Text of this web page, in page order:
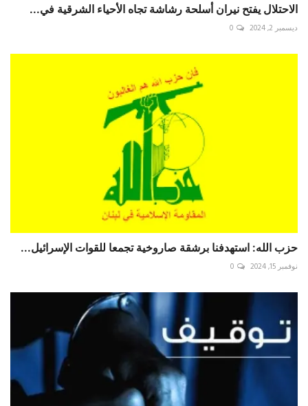
الاحتلال يفتح نيران أسلحة رشاشة تجاه الأحياء الشرقية في...
ديسمبر 2, 2024 0
حزب الله: استهدفنا برشقة صاروخية تجمعا للقوات الإسرائيل...
نوفمبر 15, 2024 0